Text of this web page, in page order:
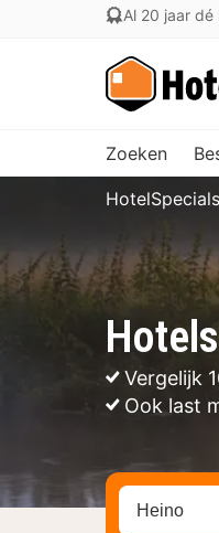
Al 20 jaar
Zoeken
Vergelijk
Ook last
Zoek op